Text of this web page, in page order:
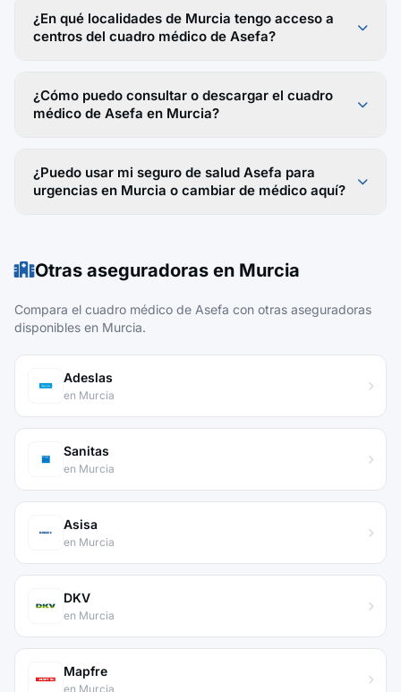
¿En qué localidades de Murcia tengo acceso a
centros del cuadro médico de Asefa?
¿Cómo puedo consultar o descargar el cuadro
médico de Asefa en Murcia?
¿Puedo usar mi seguro de salud Asefa para
urgencias en Murcia o cambiar de médico aquí?
Otras aseguradoras en Murcia
Compara el cuadro médico de Asefa con otras aseguradoras
disponibles en Murcia.
Adeslas
en Murcia
Sanitas
en Murcia
Asisa
en Murcia
DKV
en Murcia
Mapfre
en Murcia